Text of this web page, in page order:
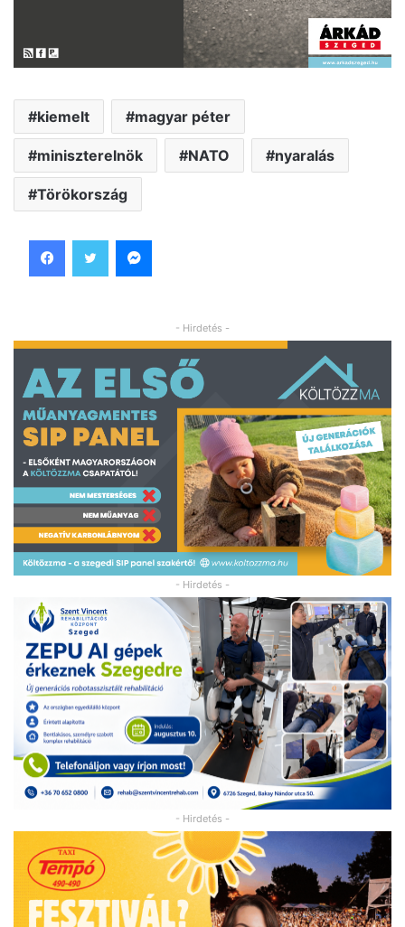
kiemelt magyar péter
miniszterelnök NATO nyaralás
Törökország
- Hirdetés -
- Hirdetés -
- Hirdetés -